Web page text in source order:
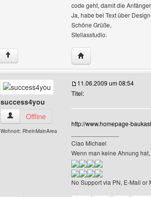
code geht, damit die
Ja, habe bei Text über
Schöne Grüße,
Stellasstudio.
↑ Website dieses
success4you
success4you Benutzer-Profile anzeigen
Offline
Wohnort: RheinMainArea
11.06.2009 um 08:54
Titel:
http://www.homepage-
Ciao Michael
Wenn man keine Ahnung
No Support via PN, E-Mail